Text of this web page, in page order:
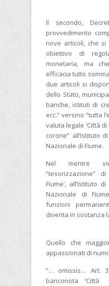
Il secondo,
provvedimento
nove articoli, che si
obiettivo di
monetaria, ma
efficacia tutto
due articoli si
dello Stato,
banche, istituti di
ecc.” versino “tutta
valuta legale ‘Città di
corone” all’Istituto
Nazionale di Fiume.
Nel mentre
“tesorizzazione”
Fiume’, all’Istituto
Nazionale di
funzioni
diventa in sostanza
Quello che
appassionati di
“… omissis… Art.
banconota